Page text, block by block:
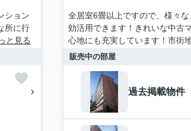
ション
所に行
と見る
全居室6畳以上ですので、様々
効活用できます！きれいな中古
心地にも充実しています！市街
販売中の部屋
過去掲載物件